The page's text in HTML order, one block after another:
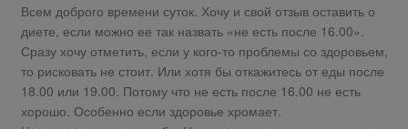
Всем доброго времени суток. Хочу и свой отзыв оставить о
диете, если можно ее так назвать «не есть после 16.00».
Сразу хочу отметить, если у кого-то проблемы со здоровьем,
то рисковать не стоит. Или хотя бы откажитесь от еды после
18.00 или 19.00. Потому что не есть после 16.00 не есть
хорошо. Особенно если здоровье хромает.